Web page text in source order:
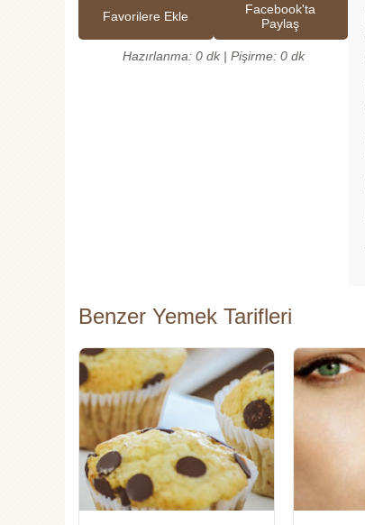
Favorilere Ekle
Facebook'ta
Paylaş
Hazırlanma: 0 dk | Pişirme: 0 dk
Benzer Yemek Tarifleri